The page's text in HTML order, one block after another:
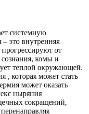
системную
это внутренняя
от
комы и
теплой окружающей.
, которая может стать
может оказать
ныряния
сокращений,